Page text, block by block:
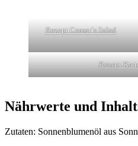
Rezept Ceasar`s Salad
Rezept
Nährwerte und
Zutaten: Sonnenblumenöl aus